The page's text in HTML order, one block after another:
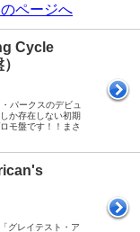
ページへ
Cycle
パークスのデビュ
か存在しない初期
モ盤です！！まさ
グレイテスト・ア